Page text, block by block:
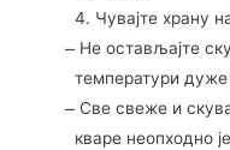
4. Чувајте храну
Не остављајте
температури
Све свеже и
кваре неопходно